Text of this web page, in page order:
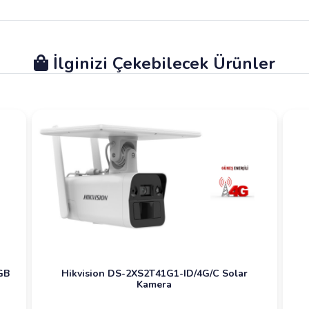
İlginizi Çekebilecek Ürünler
Hikvision DS-2XS2T41G1-ID/4G/C Solar
Kamera